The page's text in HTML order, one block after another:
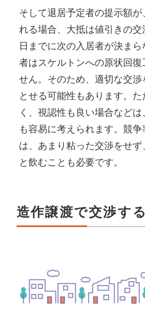
そして退居予定者の提示額
れる場合、大抵は値引きの
日までに次の入居者が決ま
者はスケルトンへの原状回復
せん。そのため、適切な交
とせる可能性もあります。
く、視認性も良い場合など
も容易に考えられます。競
は、あまり粘った交渉をせ
と飲むことも必要です。
造作譲渡で交渉す